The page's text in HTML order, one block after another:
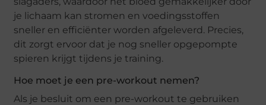
je lichaam kan stromen en voedingsstoffen
sneller en efficiënter worden afgeleverd. Precies,
dit zorgt ervoor dat je nog sneller opgepompte
spieren krijgt tijdens je training.
Hoe moet je een pre-workout nemen?
Als je besluit om een pre-workout te gebruiken